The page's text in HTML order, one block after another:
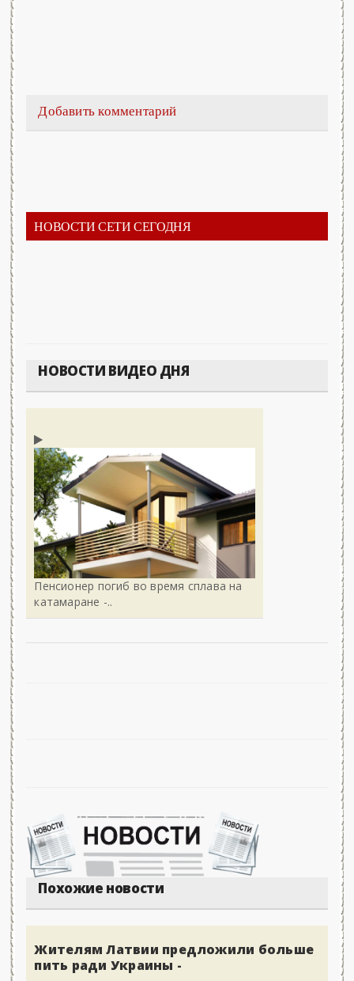
Добавить комментарий
НОВОСТИ СЕТИ СЕГОДНЯ
НОВОСТИ ВИДЕО ДНЯ
Пенсионер погиб во время сплава на
катамаране -..
Похожие новости
Жителям Латвии предложили больше
пить ради Украины -